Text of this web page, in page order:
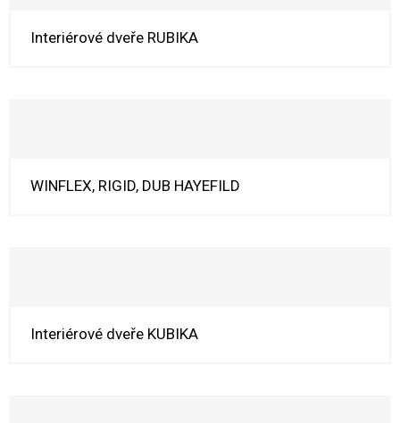
Interiérové dveře RUBIKA
WINFLEX, RIGID, DUB HAYEFILD
Interiérové dveře KUBIKA